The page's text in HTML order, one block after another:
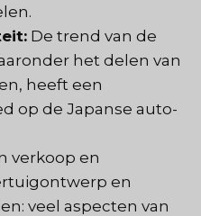
De trend van de
het delen van
heeft een
op de Japanse auto-
verkoop en
en
veel aspecten van